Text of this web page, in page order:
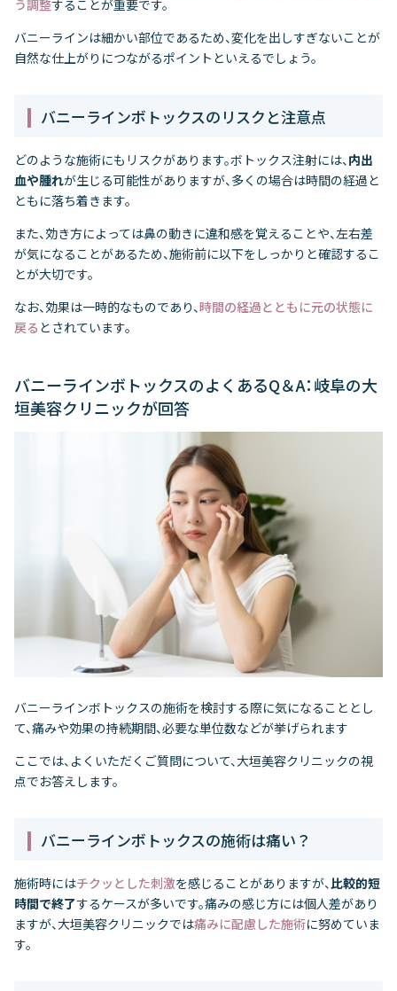
う調整することが重要です。
バニーラインは細かい部位であるため、変化を出しすぎないことが
自然な仕上がりにつながるポイントといえるでしょう。
バニーラインボトックスのリスクと注意点
どのような施術にもリスクがあります。ボトックス注射には、内出
血や腫れが生じる可能性がありますが、多くの場合は時間の経過と
ともに落ち着きます。
また、効き方によっては鼻の動きに違和感を覚えることや、左右差
が気になることがあるため、施術前に以下をしっかりと確認するこ
とが大切です。
なお、効果は一時的なものであり、時間の経過とともに元の状態に
戻る とされています。
バニーラインボトックスのよくあるQ＆A：岐阜の大
垣美容クリニックが回答
バニーラインボトックスの施術を検討する際に気になることとし
て、痛みや効果の持続期間、必要な単位数などが挙げられます
ここでは、よくいただくご質問について、大垣美容クリニックの視
点でお答えします。
バニーラインボトックスの施術は痛い？
施術時にはチクッとした刺激を感じることがありますが、比較的短
時間で終了するケースが多いです。痛みの感じ方には個人差があり
ますが、大垣美容クリニックでは痛みに配慮した施術に努めていま
す。